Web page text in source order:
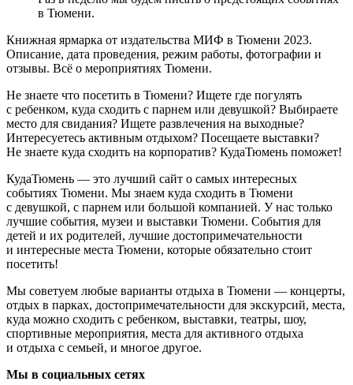
в Тюмени.
Книжная ярмарка от издательства МИФ в Тюмени 2023.
Описание, дата проведения, режим работы, фотографии и
отзывы. Всё о мероприятиях Тюмени.
Не знаете что посетить в Тюмени? Ищете где погулять
с ребенком, куда сходить с парнем или девушкой? Выбираете
место для свидания? Ищете развлечения на выходные?
Интересуетесь активным отдыхом? Посещаете выставки?
Не знаете куда сходить на корпоратив? КудаТюмень поможет!
КудаТюмень — это лучший сайт о самых интересных
событиях Тюмени. Мы знаем куда сходить в Тюмени
с девушкой, с парнем или большой компанией. У нас только
лучшие события, музеи и выставки Тюмени. События для
детей и их родителей, лучшие достопримечательности
и интересные места Тюмени, которые обязательно стоит
посетить!
Мы советуем любые варианты отдыха в Тюмени — концерты,
отдых в парках, достопримечательности для экскурсий, места,
куда можно сходить с ребенком, выставки, театры, шоу,
спортивные мероприятия, места для активного отдыха
и отдыха с семьей, и многое другое.
Мы в социальных сетях